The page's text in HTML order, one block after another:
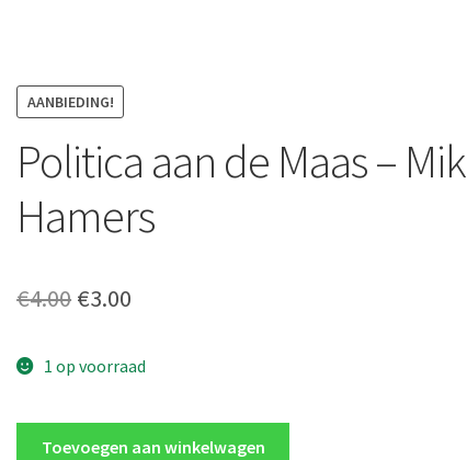
AANBIEDING!
Politica aan de Maas – Mik
Hamers
€4.00 Oorspronkelijke
was:
€4.00.
€3.00
is:
€3.00.
1 op voorraad
Toevoegen aan winkelwagen